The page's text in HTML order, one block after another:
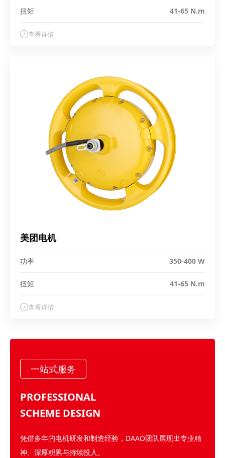
扭矩 41-65 N.m
查看详情
美团电机
功率 350-400 W
扭矩 41-65 N.m
查看详情
一站式服务
PROFESSIONAL
SCHEME DESIGN
凭借多年的电机研发和制造经验，DAAO团队展现出专业精
神、深厚积累与持续投入。